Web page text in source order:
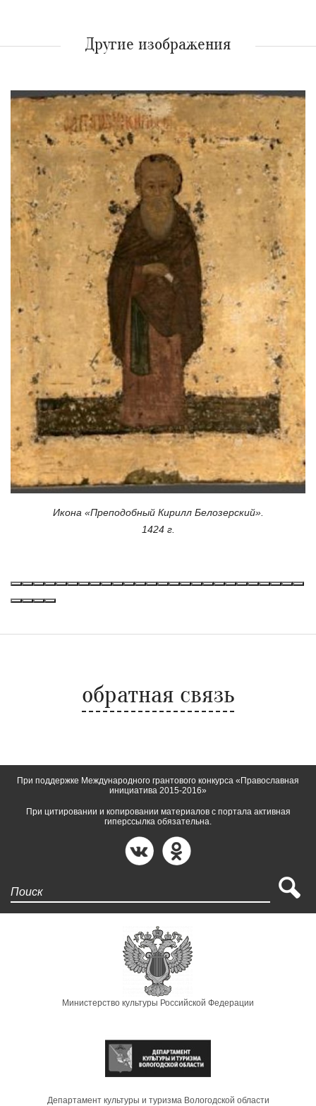
Другие изображения
Икона «Преподобный Кирилл Белозерский».
1424 г.
обратная связь
При поддержке Международного грантового конкурса «Православная
инициатива 2015-2016»
При цитировании и копировании материалов с портала активная
гиперссылка обязательна.
Министерство культуры Российской Федерации
Департамент культуры и туризма Вологодской области